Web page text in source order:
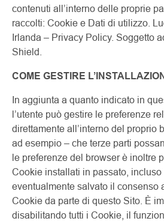
contenuti all’interno delle proprie
raccolti: Cookie e Dati di utilizzo.
Irlanda – Privacy Policy. Soggetto
Shield.
COME GESTIRE
In aggiunta a quanto indicato in
l’utente può gestire le preferenze
direttamente all’interno del proprio
ad esempio – che terze parti
le preferenze del browser è inoltre
Cookie installati in passato,
eventualmente salvato il consenso
Cookie da parte di questo Sito. È
disabilitando tutti i Cookie, il